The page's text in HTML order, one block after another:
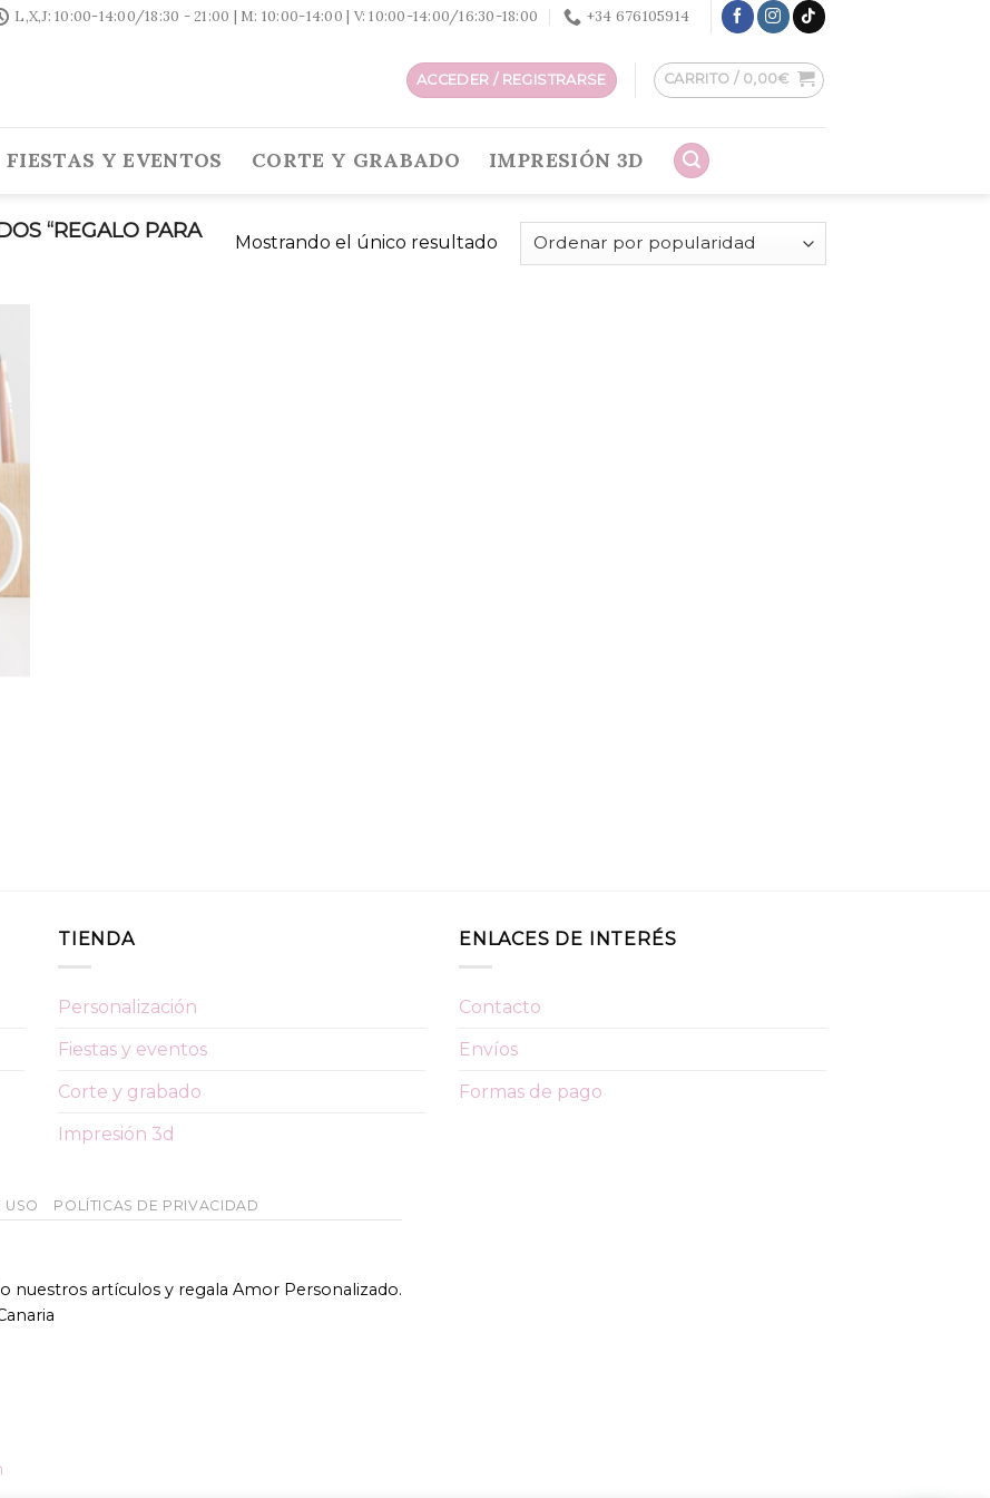
L,X,J: 10:00-14:00/18:30 - 21:00 | M: 10:00-14:00 | V: 10:00-14:00/16:30-18:00 +34 676105914
ACCEDER / REGISTRARSE CARRITO / 0,00€
FIESTAS Y EVENTOS CORTE Y GRABADO IMPRESIÓN 3D
“REGALO PARA
Mostrando el único resultado
TIENDA
Personalización
Fiestas y eventos
Corte y grabado
Impresión 3d
ENLACES DE INTERÉS
Contacto
Envíos
Formas de pago
USO POLÍTICAS DE PRIVACIDAD
nuestros artículos y regala Amor Personalizado.